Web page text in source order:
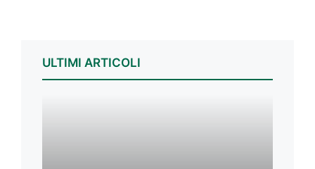
ULTIMI ARTICOLI